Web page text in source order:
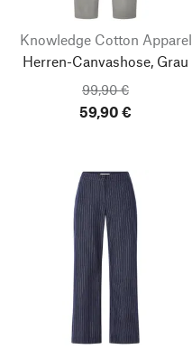
Knowledge Cotton Apparel
Herren-Canvashose, Grau
99,90 €
59,90 €